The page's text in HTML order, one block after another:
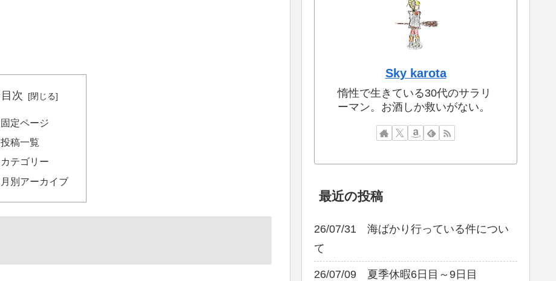
目次
固定ページ
投稿一覧
カテゴリー
月別アーカイブ
Sky karota
惰性で生きている30代のサラリ
ーマン。お酒しか救いがない。
最近の投稿
26/07/31 海ばかり行っている件につい
て
26/07/09 夏季休暇6日目～9日目